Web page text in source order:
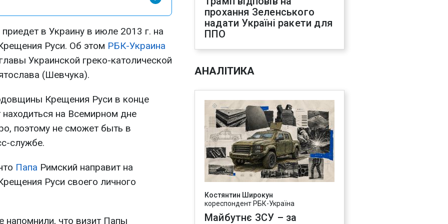
в Украину в июле 2013 г. на
Руси. Об этом РБК-Украина
Украинской греко-католической
(Шевчука).
Крещения Руси в конце
на Всемирном дне
поэтому не сможет быть в
службе.
Папа Римский направит на
Руси своего личного
напомнили, что визит Папы
прохання Зеленського
надати Україні ракети для
ППО
АНАЛІТИКА
Костянтин Широкун
кореспондент РБК-Україна
Майбутнє ЗСУ – за